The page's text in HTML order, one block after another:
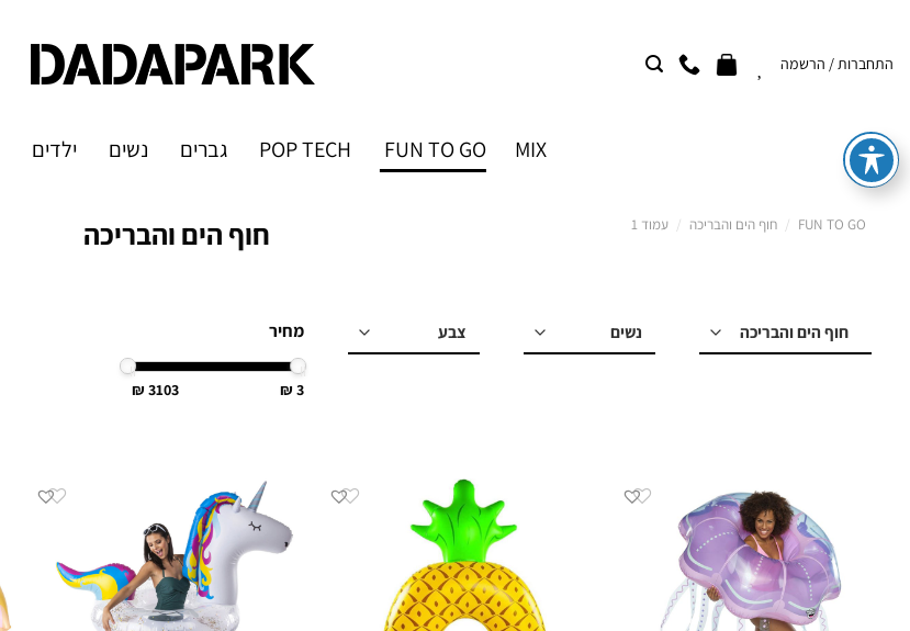
content
התחברות / הרשמה
MIX
FUN TO GO
POP TECH גברים נשים ילדים
חוף הים והבריכה FUN TO GO
/ חוף הים והבריכה / עמוד 1
למי מחיר
3
3103